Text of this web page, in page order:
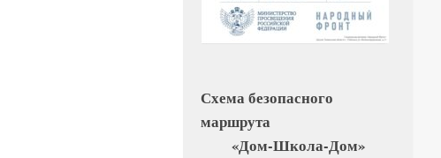
Схема безопасного
маршрута
«Дом-Школа-Дом»